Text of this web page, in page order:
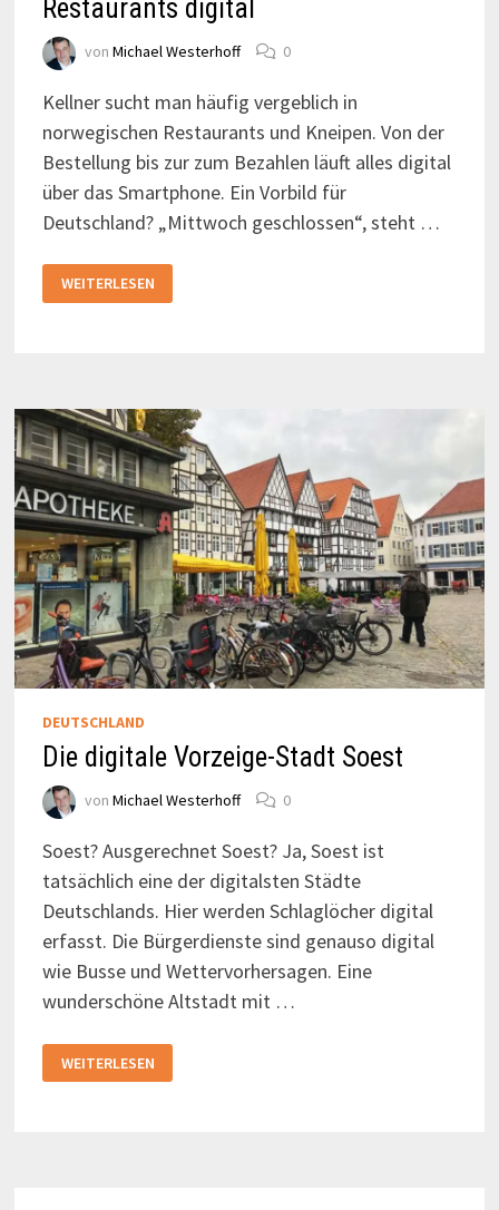
Restaurants digital
von Michael Westerhoff 0
Kellner sucht man häufig vergeblich in
norwegischen Restaurants und Kneipen. Von der
Bestellung bis zur zum Bezahlen läuft alles digital
über das Smartphone. Ein Vorbild für
Deutschland? „Mittwoch geschlossen“, steht …
NORWEGEN
SIND
WEITERLESEN
DEUTSCHLAND
Die digitale Vorzeige-Stadt Soest
von Michael Westerhoff 0
Soest? Ausgerechnet Soest? Ja, Soest ist
tatsächlich eine der digitalsten Städte
Deutschlands. Hier werden Schlaglöcher digital
erfasst. Die Bürgerdienste sind genauso digital
wie Busse und Wettervorhersagen. Eine
wunderschöne Altstadt mit …
DIGITALE
VORZEIGE-
WEITERLESEN